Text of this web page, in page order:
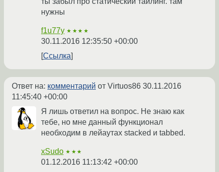
нужны
f1u77y ★★★★
30.11.2016 12:35:50 +00:00
Ссылка
Ответ на: комментарий от Virtuos86 30.11.2016
11:45:40 +00:00
Я лишь ответил на вопрос. Не знаю как
тебе, но мне данный функционал
необходим в лейаутах stacked и tabbed.
xSudo ★★★
01.12.2016 11:13:42 +00:00